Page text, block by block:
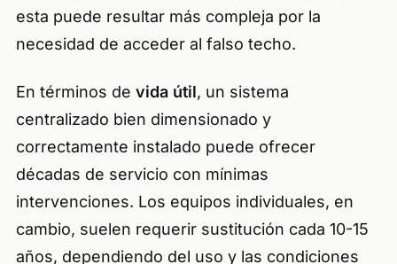
esta puede resultar más compleja por la
necesidad de acceder al falso techo.
En términos de vida útil, un sistema
centralizado bien dimensionado y
correctamente instalado puede ofrecer
décadas de servicio con mínimas
intervenciones. Los equipos individuales, en
cambio, suelen requerir sustitución cada 10-15
años, dependiendo del uso y las condiciones